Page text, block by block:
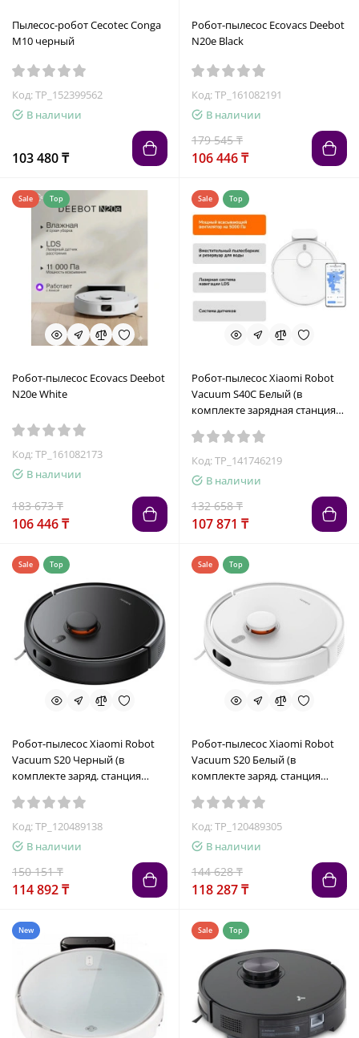
Пылесос-робот Cecotec Conga
M10 черный
Код: TP_152399562
В наличии
103 480 ₸
Робот-пылесос Ecovacs Deebot
N20e Black
Код: TP_161082191
В наличии
179 545 ₸
106 446 ₸
Sale Top
Робот-пылесос Ecovacs Deebot
N20e White
Код: TP_161082173
В наличии
183 673 ₸
106 446 ₸
Sale Top
Робот-пылесос Xiaomi Robot
Vacuum S40C Белый (в
комплекте зарядная станция
Код: TP_141746219
В наличии
132 658 ₸
107 871 ₸
Sale Top
Робот-пылесос Xiaomi Robot
Vacuum S20 Черный (в
комплекте заряд. станция
Код: TP_120489138
В наличии
150 151 ₸
114 892 ₸
Sale Top
Робот-пылесос Xiaomi Robot
Vacuum S20 Белый (в
комплекте заряд. станция
Код: TP_120489305
В наличии
144 628 ₸
118 287 ₸
New Sale Top